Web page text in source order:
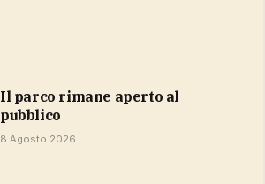
Il parco rimane aperto al
pubblico
8 Agosto 2026